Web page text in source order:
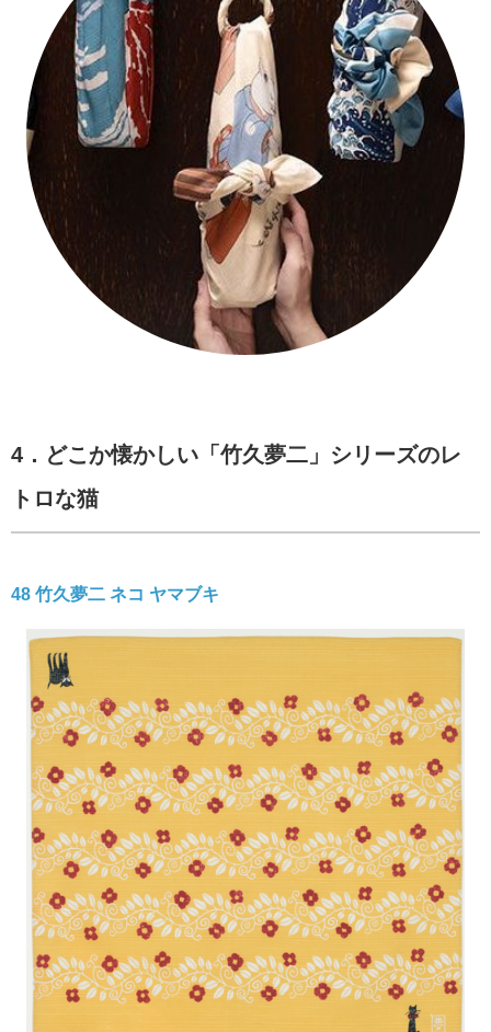
4．どこか懐かしい 「竹久夢二」 シリーズのレ
トロな猫
48 竹久夢二 ネコ ヤマブキ